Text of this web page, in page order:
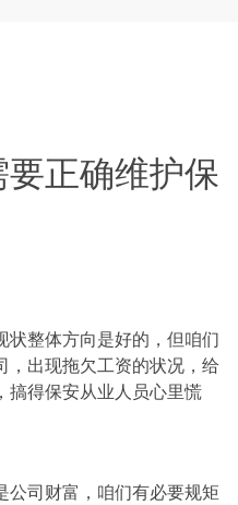
正确维护保
整体方向是好的，但咱们
，出现拖欠工资的状况，给
搞得保安从业人员心里慌
司财富，咱们有必要规矩